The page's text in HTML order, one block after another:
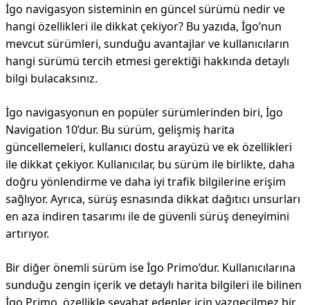
İgo navigasyon sisteminin en güncel sürümü nedir ve
hangi özellikleri ile dikkat çekiyor? Bu yazıda, İgo’nun
mevcut sürümleri, sunduğu avantajlar ve kullanıcıların
hangi sürümü tercih etmesi gerektiği hakkında detaylı
bilgi bulacaksınız.
İgo navigasyonun en popüler sürümlerinden biri, İgo
Navigation 10’dur. Bu sürüm, gelişmiş harita
güncellemeleri, kullanıcı dostu arayüzü ve ek özellikleri
ile dikkat çekiyor. Kullanıcılar, bu sürüm ile birlikte, daha
doğru yönlendirme ve daha iyi trafik bilgilerine erişim
sağlıyor. Ayrıca, sürüş esnasında dikkat dağıtıcı unsurları
en aza indiren tasarımı ile de güvenli sürüş deneyimini
artırıyor.
Bir diğer önemli sürüm ise İgo Primo’dur. Kullanıcılarına
sunduğu zengin içerik ve detaylı harita bilgileri ile bilinen